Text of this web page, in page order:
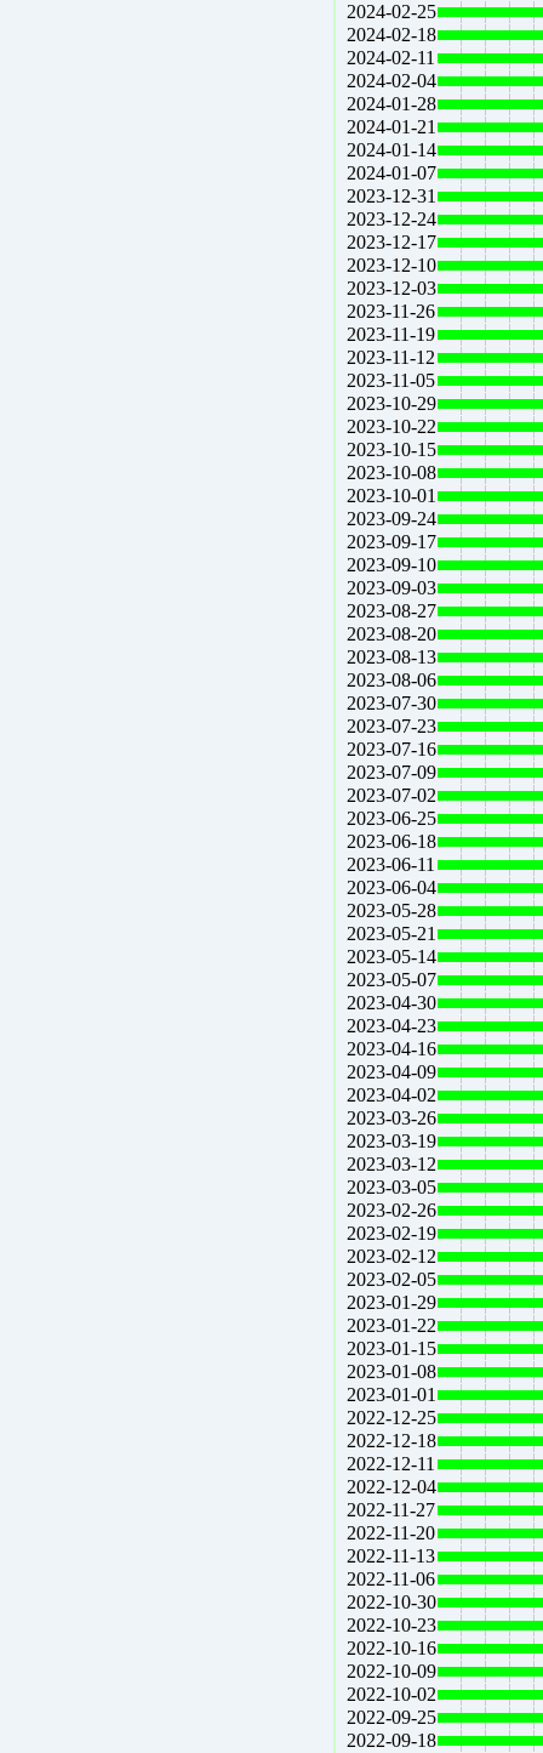
2024-02-25
2024-02-18
2024-02-11
2024-02-04
2024-01-28
2024-01-21
2024-01-14
2024-01-07
2023-12-31
2023-12-24
2023-12-17
2023-12-10
2023-12-03
2023-11-26
2023-11-19
2023-11-12
2023-11-05
2023-10-29
2023-10-22
2023-10-15
2023-10-08
2023-10-01
2023-09-24
2023-09-17
2023-09-10
2023-09-03
2023-08-27
2023-08-20
2023-08-13
2023-08-06
2023-07-30
2023-07-23
2023-07-16
2023-07-09
2023-07-02
2023-06-25
2023-06-18
2023-06-11
2023-06-04
2023-05-28
2023-05-21
2023-05-14
2023-05-07
2023-04-30
2023-04-23
2023-04-16
2023-04-09
2023-04-02
2023-03-26
2023-03-19
2023-03-12
2023-03-05
2023-02-26
2023-02-19
2023-02-12
2023-02-05
2023-01-29
2023-01-22
2023-01-15
2023-01-08
2023-01-01
2022-12-25
2022-12-18
2022-12-11
2022-12-04
2022-11-27
2022-11-20
2022-11-13
2022-11-06
2022-10-30
2022-10-23
2022-10-16
2022-10-09
2022-10-02
2022-09-25
2022-09-18